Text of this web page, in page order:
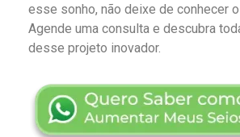
esse sonho, não deixe de conhecer
Agende uma consulta e descubra
desse projeto inovador.